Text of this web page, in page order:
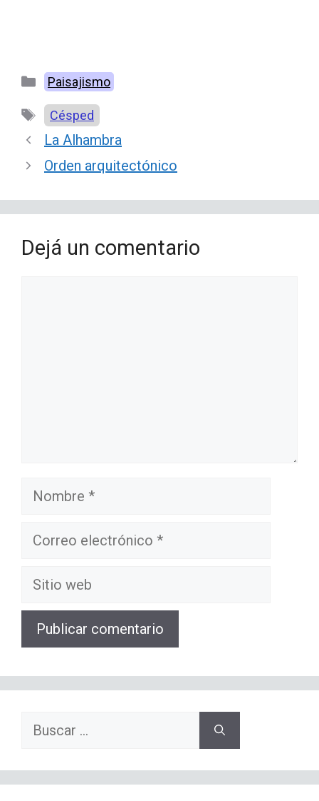
Categorías
Paisajismo
Etiquetas
Césped
La Alhambra
Orden arquitectónico
Dejá un comentario
Nombre
Correo
Sitio
Buscar: